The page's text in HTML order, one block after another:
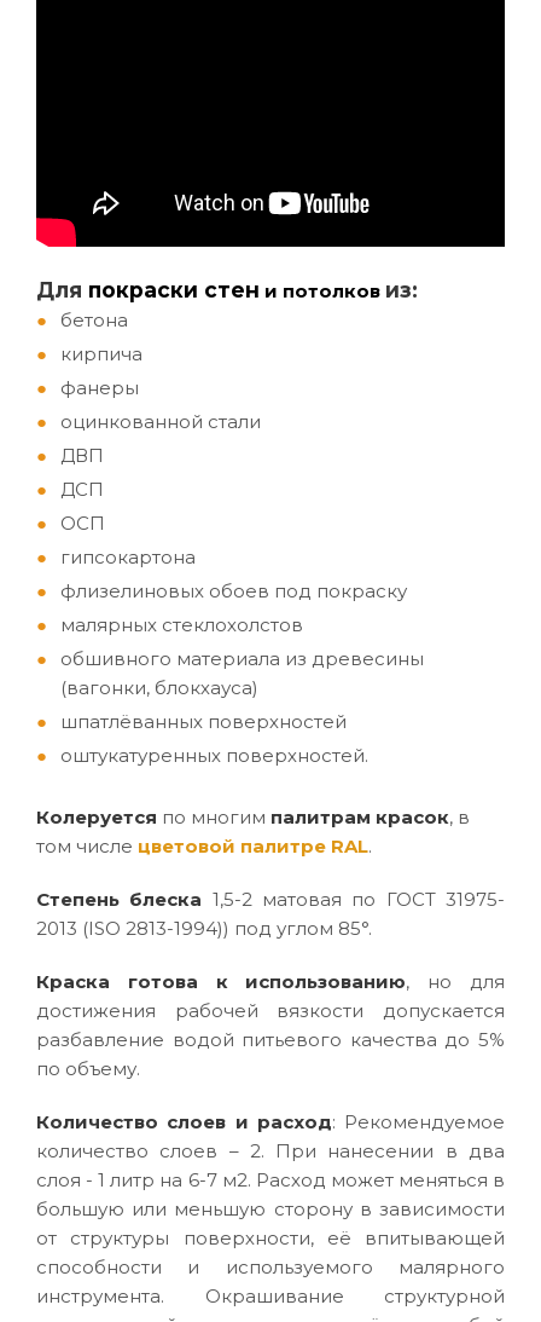
Для покраски стен и потолков из:
бетона
кирпича
фанеры
оцинкованной стали
ДВП
ДСП
ОСП
гипсокартона
флизелиновых обоев под покраску
малярных стеклохолстов
обшивного материала из древесины
(вагонки, блокхауса)
шпатлёванных поверхностей
оштукатуренных поверхностей.
Колеруется по многим палитрам красок, в
том числе цветовой палитре RAL.
Степень блеска 1,5-2 матовая по ГОСТ 31975-
2013 (ISO 2813-1994)) под углом 85°.
Краска готова к использованию, но для
достижения рабочей вязкости допускается
разбавление водой питьевого качества до 5%
по объему.
Количество слоев и расход: Рекомендуемое
количество слоев – 2. При нанесении в два
слоя - 1 литр на 6-7 м2. Расход может меняться в
большую или меньшую сторону в зависимости
от структуры поверхности, её впитывающей
способности и используемого малярного
инструмента. Окрашивание структурной